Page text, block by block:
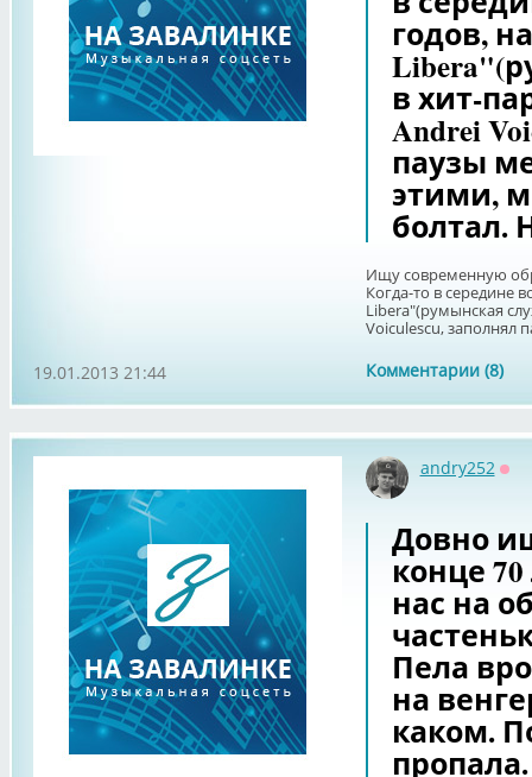
годов,
в хит-
Andrei
паузы
этими,
болтал.
Ищу современную
Когда-то в середине
Libera"(румынская
Voiculescu, заполнял
Комментарии (8)
19.01.2013 21:44
andry252
Довно
конце 70
нас на
Пела
на
каком.